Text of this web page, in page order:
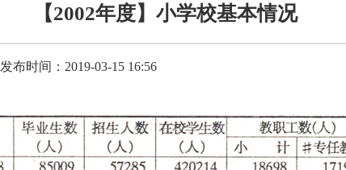
【2002年度】小学校基本情况
发布时间：2019-03-15 16:56